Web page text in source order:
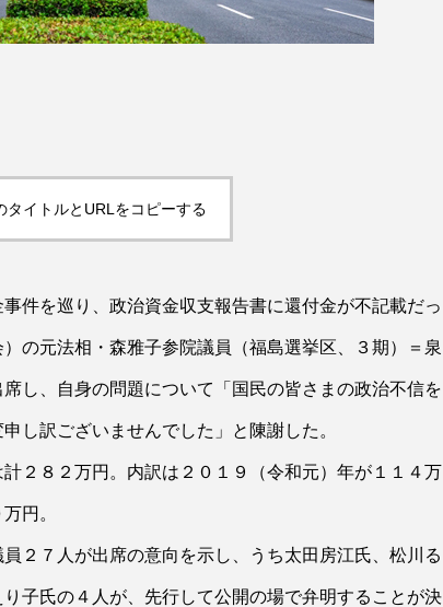
タイトルとURLをコピーする
件を巡り、政治資金収支報告書に還付金が不記載だっ
の元法相・森雅子参院議員（福島選挙区、３期）＝泉
し、自身の問題について「国民の皆さまの政治不信を
し訳ございませんでした」と陳謝した。
２８２万円。内訳は２０１９（令和元）年が１１４万
円。
２７人が出席の意向を示し、うち太田房江氏、松川る
子氏の４人が、先行して公開の場で弁明することが決